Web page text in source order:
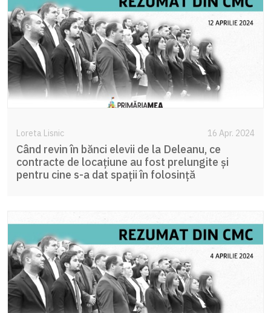
Loreta Lisnic 16 Apr. 2024
Când revin în bănci elevii de la Deleanu, ce
contracte de locațiune au fost prelungite și
pentru cine s-a dat spații în folosință